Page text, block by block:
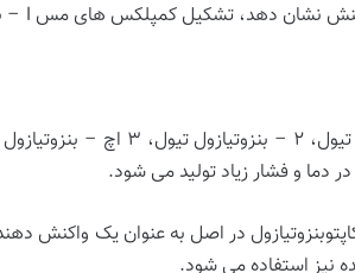
دما و فشار زیاد تولید می شود.
در اصل به عنوان یک واکنش
نیز استفاده می شود.